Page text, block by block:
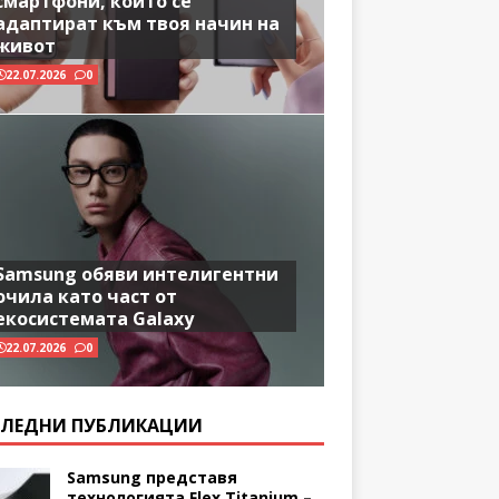
към твоя начин на
22.07.2026 0
обяви интелигентни
като част от
Galaxy
22.07.2026 0
ПУБЛИКАЦИИ
Samsung представя